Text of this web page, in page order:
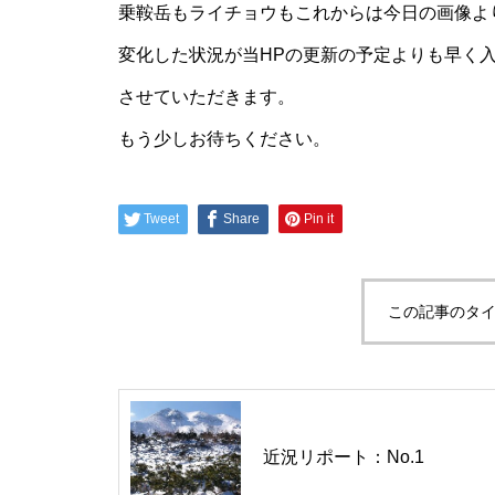
お盆は・・・・・
御来光は・・・・・
ご来光バス最終日は・・・・・
乗鞍岳もライチョウもこれからは今日の画像
変化した状況が当HPの更新の予定よりも早く
させていただきます。
もう少しお待ちください。
Tweet Share Pin it
この記事のタ
近況リポート：No.1